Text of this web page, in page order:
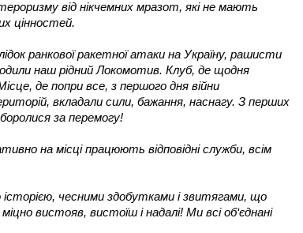
від нікчемних мразот, які не мають
цінностей.
ранкової ракетної атаки на Україну, рашисти
наш рідний Локомотив. Клуб, де щодня
де попри все, з першого дня війни
вкладали сили, бажання, наснагу. З перших
за перемогу!
на місці працюють відповідні служби, всім
чесними здобутками і звитягами, що
вистояв, вистоїш і надалі! Ми всі об‘єднані